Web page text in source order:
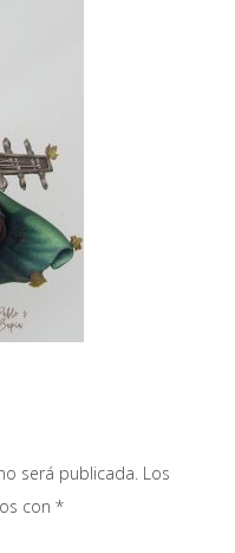
será publicada. Los
con *